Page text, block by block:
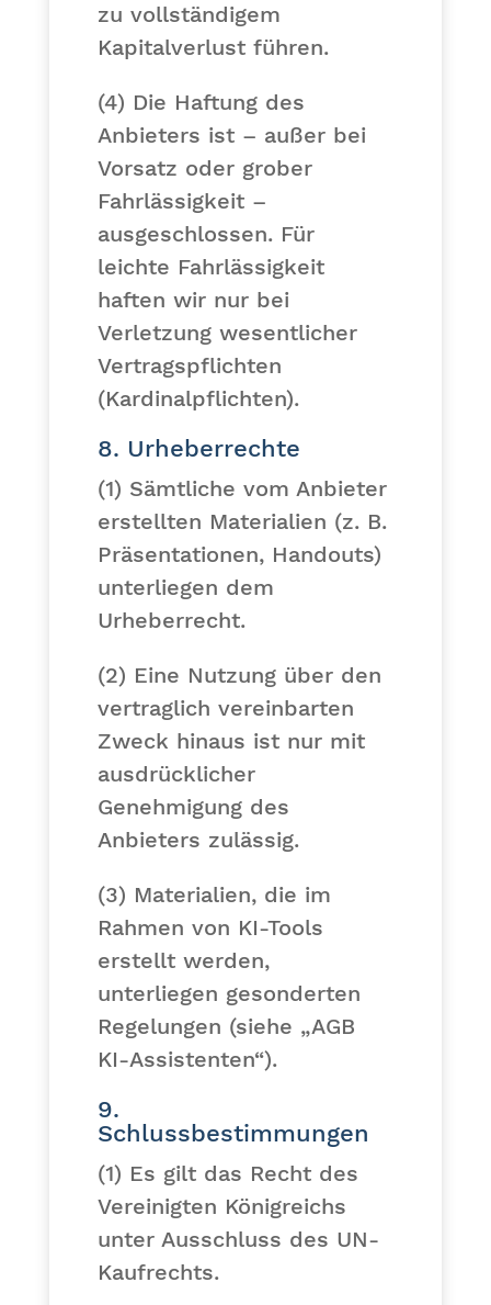
zu vollständigem
Kapitalverlust führen.
(4) Die Haftung des
Anbieters ist – außer bei
Vorsatz oder grober
Fahrlässigkeit –
ausgeschlossen. Für
leichte Fahrlässigkeit
haften wir nur bei
Verletzung wesentlicher
Vertragspflichten
(Kardinalpflichten).
8. Urheberrechte
(1) Sämtliche vom Anbieter
erstellten Materialien (z. B.
Präsentationen, Handouts)
unterliegen dem
Urheberrecht.
(2) Eine Nutzung über den
vertraglich vereinbarten
Zweck hinaus ist nur mit
ausdrücklicher
Genehmigung des
Anbieters zulässig.
(3) Materialien, die im
Rahmen von KI-Tools
erstellt werden,
unterliegen gesonderten
Regelungen (siehe „AGB
KI-Assistenten“).
9.
Schlussbestimmungen
(1) Es gilt das Recht des
Vereinigten Königreichs
unter Ausschluss des UN-
Kaufrechts.